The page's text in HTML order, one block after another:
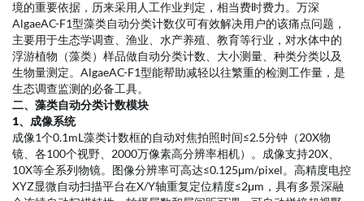
产品咨询...
万深AlgaeAC-F1型藻类自动分类计数仪系统
Automatic identification and classification counter for Algae,
Model AlgaeAC-F1
一、简介